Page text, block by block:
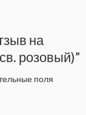
на
розовый)”
поля